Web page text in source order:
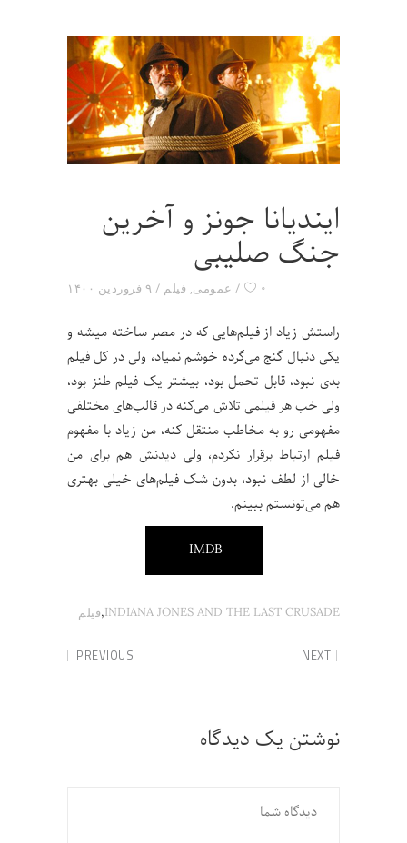
ایندیانا جونز و آخرین
جنگ صلیبی
۹ فروردین ۱۴۰۰ عمومی, فیلم ۰
راستش زیاد از فیلم‌هایی که در مصر ساخته میشه و
یکی دنبال گنج می‌گرده خوشم نمیاد، ولی در کل فیلم
بدی نبود، قابل تحمل بود، بیشتر یک فیلم طنز بود،
ولی خب هر فیلمی تلاش می‌کنه در قالب‌های مختلفی
مفهومی رو به مخاطب منتقل کنه، من زیاد با مفهوم
فیلم ارتباط برقرار نکردم، ولی دیدنش هم برای من
خالی از لطف نبود، بدون شک فیلم‌های خیلی بهتری
هم می‌تونستم ببینم.
IMDB
INDIANA JONES AND THE LAST CRUSADE
,فیلم
PREVIOUS NEXT
نوشتن یک دیدگاه